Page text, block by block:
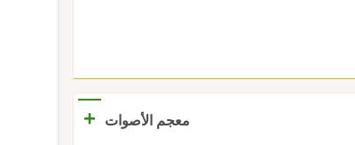
معجم الأصوات +